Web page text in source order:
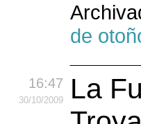
de
16:47
30/10/2009
La